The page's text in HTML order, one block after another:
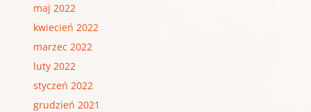
maj 2022
kwiecień 2022
marzec 2022
luty 2022
styczeń 2022
grudzień 2021